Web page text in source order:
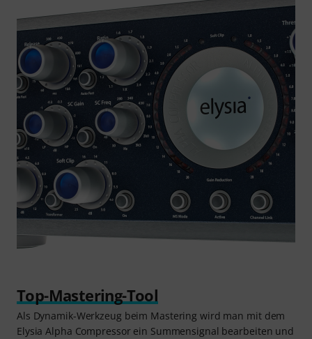
Top-Mastering-Tool
Als Dynamik-Werkzeug beim Mastering wird man mit dem
Elysia Alpha Compressor ein Summensignal bearbeiten und